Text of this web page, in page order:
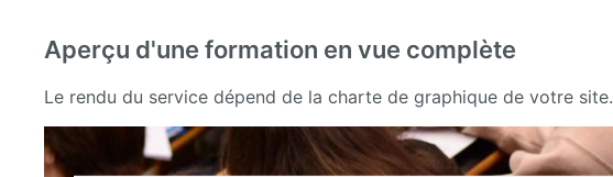
Aperçu d'une formation en vue complète
Le rendu du service dépend de la charte de graphique de votre site.